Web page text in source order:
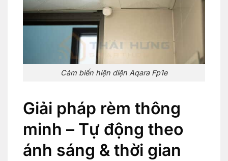
Cảm biến hiện diện Aqara Fp1e
Giải pháp rèm thông
minh – Tự động theo
ánh sáng & thời gian